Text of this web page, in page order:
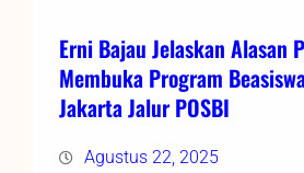
Erni Bajau Jelaskan Alasan
Membuka Program
Jakarta Jalur POSBI
Agustus 22, 2025